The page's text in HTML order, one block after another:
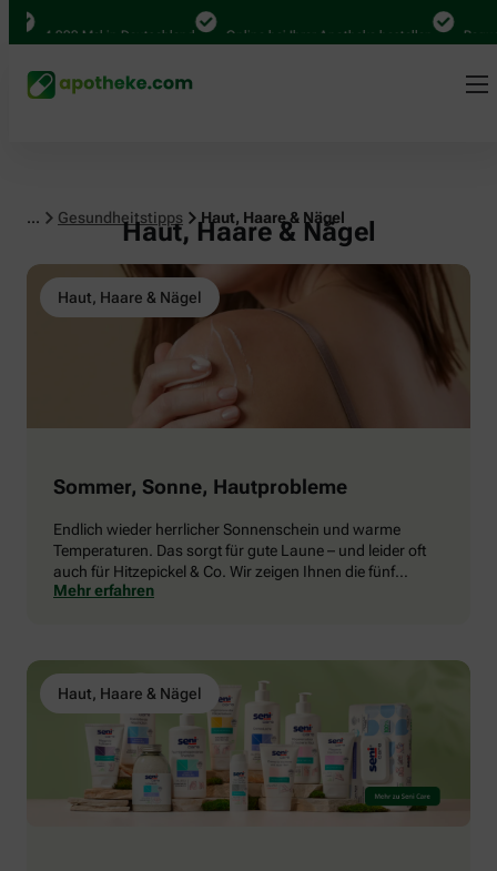
Online bei Ihrer Apotheke bestellen Bequem zwischen
... Gesundheitstipps Haut, Haare & Nägel
Haut, Haare & Nägel
Haut, Haare & Nägel
Sommer, Sonne, Hautprobleme
Endlich wieder herrlicher Sonnenschein und warme
Temperaturen. Das sorgt für gute Laune – und leider oft
auch für Hitzepickel & Co. Wir zeigen Ihnen die fünf
häufigsten Hautprobleme im Sommer und was Sie
Mehr erfahren
Haut, Haare & Nägel